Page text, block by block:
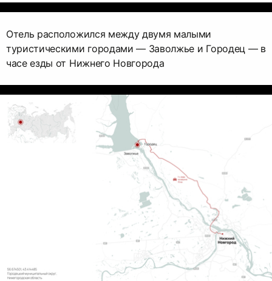
Отель расположился между двумя малыми
туристическими городами — Заволжье и Городец — в
часе езды от Нижнего Новгорода